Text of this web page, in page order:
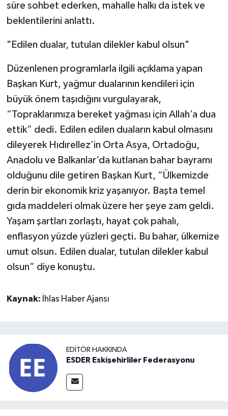
süre sohbet ederken, mahalle halkı da istek ve
beklentilerini anlattı.
"Edilen dualar, tutulan dilekler kabul olsun"
Düzenlenen programlarla ilgili açıklama yapan
Başkan Kurt, yağmur dualarının kendileri için
büyük önem taşıdığını vurgulayarak,
“Topraklarımıza bereket yağması için Allah’a dua
ettik” dedi. Edilen edilen duaların kabul olmasını
dileyerek Hıdırellez’in Orta Asya, Ortadoğu,
Anadolu ve Balkanlar’da kutlanan bahar bayramı
olduğunu dile getiren Başkan Kurt, “Ülkemizde
derin bir ekonomik kriz yaşanıyor. Başta temel
gıda maddeleri olmak üzere her şeye zam geldi.
Yaşam şartları zorlaştı, hayat çok pahalı,
enflasyon yüzde yüzleri geçti. Bu bahar, ülkemize
umut olsun. Edilen dualar, tutulan dilekler kabul
olsun” diye konuştu.
Kaynak: İhlas Haber Ajansı
EDITÖR HAKKINDA
ESDER Eskişehirliler Federasyonu